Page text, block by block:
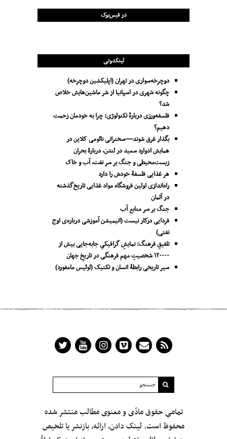
در فیس‌بوک
لینکدونی
دوچرخه‌سواری در تهران (اپلیکشین دوچرخه)
چگونه شهری در اسپانیا از شر ماشین‌هایش خلاص
شد؟
فلسفه‌ورزی دربارهٔ تکنولوژی: چرا به خودمان زحمت
دهیم؟
بگذار غرق شوند—سخنرانی نائومی کلاین در
همایش ادوارد سعید در لندن، دربارۀ بحران
زیست‌محیطی و جنگ بر سر نفت، آب و خاک
هر غذایی فلسفۀ خودش را دارد
راه‌اندازی اولین فروشگاه مواد غذایی تاریخ‌گذشته
در آلمان
جنگ بر سر منابع آب
فردایی درکار نیست (انیمیشن آموزشی درباره‌ی اوج
نفتی)
تلفیقِ فرهنگ: نمایشِ گرافیکیِ جا‌به‌جایی بیش از
۱۲۰۰۰۰ شخصیتِ مهم فرهنگی در تاریخِ جهان
سیر تاریخی رابطۀ انسان و تکنیک (لوئیس مامفورد)
تمامیِ حقوق مادّی و معنوی مطالب منتشر شده
محفوظ است. لینک دادن، ارائه، بازنشر یا تلخیص